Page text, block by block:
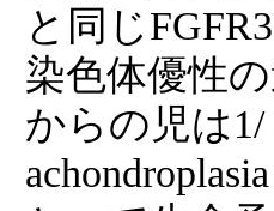
と同じ
染色体優性
からの児は1/